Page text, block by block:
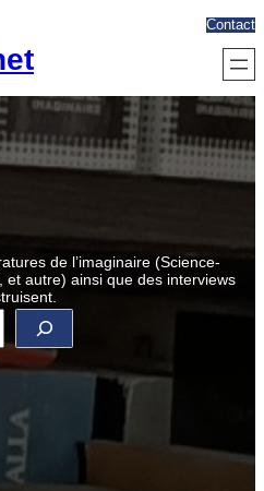
Contact
de l’imaginaire (Science-
et autre) ainsi que des interviews